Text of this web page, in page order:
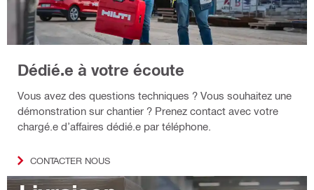
Dédié.e à votre écoute
Vous avez des questions techniques ? Vous souhaitez une
démonstration sur chantier ? Prenez contact avec votre
chargé.e d’affaires dédié.e par téléphone.
CONTACTER NOUS